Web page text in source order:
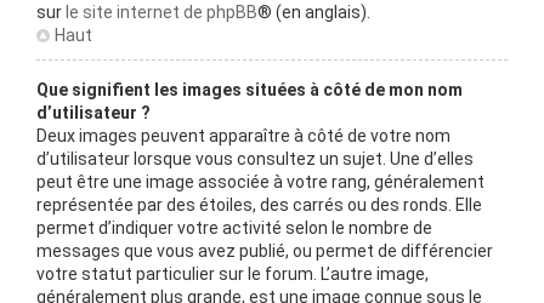
sur le site internet de phpBB® (en anglais).
Haut
Que signifient les images situées à côté de mon nom
d’utilisateur ?
Deux images peuvent apparaître à côté de votre nom
d’utilisateur lorsque vous consultez un sujet. Une d’elles
peut être une image associée à votre rang, généralement
représentée par des étoiles, des carrés ou des ronds. Elle
permet d’indiquer votre activité selon le nombre de
messages que vous avez publié, ou permet de différencier
votre statut particulier sur le forum. L’autre image,
généralement plus grande, est une image connue sous le